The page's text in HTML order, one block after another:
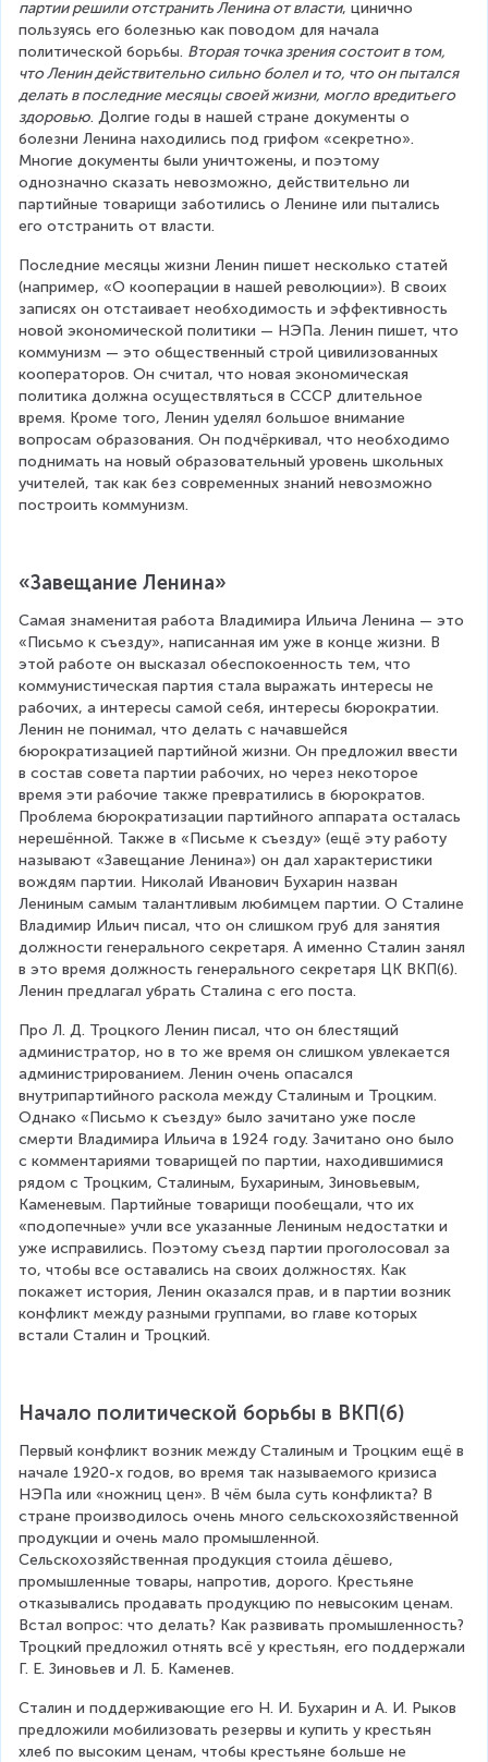
партии решили отстранить Ленина от власти, цинично
пользуясь его болезнью как поводом для начала
политической борьбы. Вторая точка зрения состоит в том,
что Ленин действительно сильно болел и то, что он пытался
делать в последние месяцы своей жизни, могло вредитьего
здоровью. Долгие годы в нашей стране документы о
болезни Ленина находились под грифом «секретно».
Многие документы были уничтожены, и поэтому
однозначно сказать невозможно, действительно ли
партийные товарищи заботились о Ленине или пытались
его отстранить от власти.
Последние месяцы жизни Ленин пишет несколько статей
(например, «О кооперации в нашей революции»). В своих
записях он отстаивает необходимость и эффективность
новой экономической политики — НЭПа. Ленин пишет, что
коммунизм — это общественный строй цивилизованных
кооператоров. Он считал, что новая экономическая
политика должна осуществляться в СССР длительное
время. Кроме того, Ленин уделял большое внимание
вопросам образования. Он подчёркивал, что необходимо
поднимать на новый образовательный уровень школьных
учителей, так как без современных знаний невозможно
построить коммунизм.
«Завещание Ленина»
Самая знаменитая работа Владимира Ильича Ленина — это
«Письмо к съезду», написанная им уже в конце жизни. В
этой работе он высказал обеспокоенность тем, что
коммунистическая партия стала выражать интересы не
рабочих, а интересы самой себя, интересы бюрократии.
Ленин не понимал, что делать с начавшейся
бюрократизацией партийной жизни. Он предложил ввести
в состав совета партии рабочих, но через некоторое
время эти рабочие также превратились в бюрократов.
Проблема бюрократизации партийного аппарата осталась
нерешённой. Также в «Письме к съезду» (ещё эту работу
называют «Завещание Ленина») он дал характеристики
вождям партии. Николай Иванович Бухарин назван
Лениным самым талантливым любимцем партии. О Сталине
Владимир Ильич писал, что он слишком груб для занятия
должности генерального секретаря. А именно Сталин занял
в это время должность генерального секретаря ЦК ВКП(б).
Ленин предлагал убрать Сталина с его поста.
Про Л. Д. Троцкого Ленин писал, что он блестящий
администратор, но в то же время он слишком увлекается
администрированием. Ленин очень опасался
внутрипартийного раскола между Сталиным и Троцким.
Однако «Письмо к съезду» было зачитано уже после
смерти Владимира Ильича в 1924 году. Зачитано оно было
с комментариями товарищей по партии, находившимися
рядом с Троцким, Сталиным, Бухариным, Зиновьевым,
Каменевым. Партийные товарищи пообещали, что их
«подопечные» учли все указанные Лениным недостатки и
уже исправились. Поэтому съезд партии проголосовал за
то, чтобы все оставались на своих должностях. Как
покажет история, Ленин оказался прав, и в партии возник
конфликт между разными группами, во главе которых
встали Сталин и Троцкий.
Начало политической борьбы в ВКП(б)
Первый конфликт возник между Сталиным и Троцким ещё в
начале 1920-х годов, во время так называемого кризиса
НЭПа или «ножниц цен». В чём была суть конфликта? В
стране производилось очень много сельскохозяйственной
продукции и очень мало промышленной.
Сельскохозяйственная продукция стоила дёшево,
промышленные товары, напротив, дорого. Крестьяне
отказывались продавать продукцию по невысоким ценам.
Встал вопрос: что делать? Как развивать промышленность?
Троцкий предложил отнять всё у крестьян, его поддержали
Г. Е. Зиновьев и Л. Б. Каменев.
Сталин и поддерживающие его Н. И. Бухарин и А. И. Рыков
предложили мобилизовать резервы и купить у крестьян
хлеб по высоким ценам, чтобы крестьяне больше не